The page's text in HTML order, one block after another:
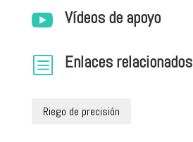
 Vídeos de apoyo
b Enlaces relacionados
Riego de precisión